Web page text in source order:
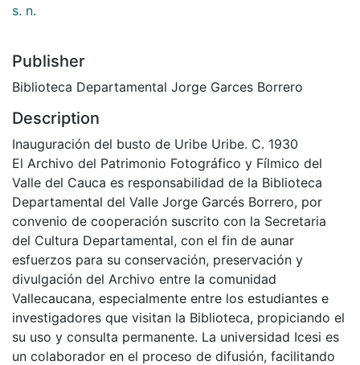
s. n.
Publisher
Biblioteca Departamental Jorge Garces Borrero
Description
Inauguración del busto de Uribe Uribe. C. 1930
El Archivo del Patrimonio Fotográfico y Fílmico del
Valle del Cauca es responsabilidad de la Biblioteca
Departamental del Valle Jorge Garcés Borrero, por
convenio de cooperación suscrito con la Secretaria
del Cultura Departamental, con el fin de aunar
esfuerzos para su conservación, preservación y
divulgación del Archivo entre la comunidad
Vallecaucana, especialmente entre los estudiantes e
investigadores que visitan la Biblioteca, propiciando el
su uso y consulta permanente. La universidad Icesi es
un colaborador en el proceso de difusión, facilitando